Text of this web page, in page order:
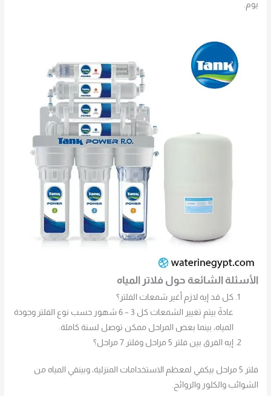
يوم.
الأسئلة الشائعة حول فلاتر المياه
كل قد إيه لازم أغير شمعات الفلتر؟
عادةً بيتم تغيير الشمعات كل 3 – 6 شهور حسب نوع الفلتر وجودة
المياه، بينما بعض المراحل ممكن توصل لسنة كاملة.
إيه الفرق بين فلتر 5 مراحل وفلتر 7 مراحل؟
فلتر 5 مراحل بيكفي لمعظم الاستخدامات المنزلية، وبينقي المياه من
الشوائب والكلور والروائح.